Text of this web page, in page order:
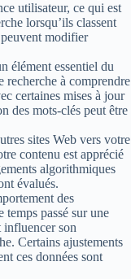
utilisateur, ce qui est
lorsqu’ils classent
modifier
élément essentiel du
recherche à comprendre
certaines mises à jour
des mots-clés peut être
sites Web vers votre
contenu est apprécié
algorithmiques
évalués.
des
passé sur une
influencer son
Certains ajustements
ces données sont